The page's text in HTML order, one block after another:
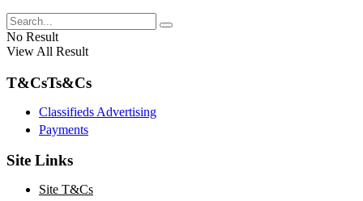
No Result
View All Result
T&CsTs&Cs
Classifieds Advertising
Payments
Site Links
Site T&Cs